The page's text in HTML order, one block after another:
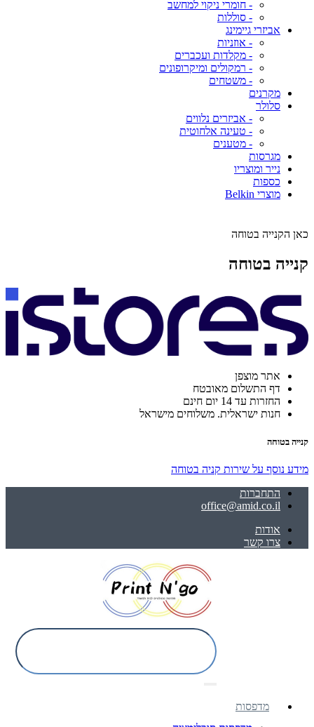
- חומרי ניקוי למחשב
- סוללות
אביזרי גיימינג
- אוזניות
- מקלדות ועכברים
- רמקולים ומיקרופונים
- משטחים
מקרנים
סלולר
- אביזרים נלווים
- טעינה אלחוטית
- מטענים
מגרסות
נייר ומוצריו
כספות
מוצרי Belkin
כאן הקנייה בטוחה
קנייה בטוחה
אתר מוצפן
דף התשלום מאובטח
החזרות עד 14 יום חינם
חנות ישראלית. משלוחים מישראל
קנייה בטוחה
מידע נוסף על שירות קניה בטוחה
התחברות
office@amid.co.il
אודות
צרו קשר
מדפסות